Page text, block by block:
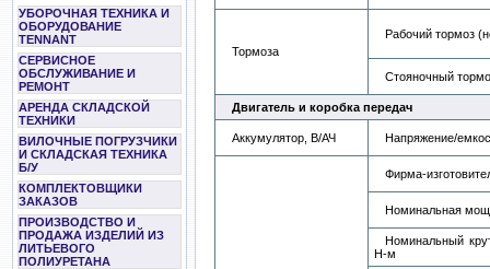
УБОРОЧНАЯ ТЕХНИКА И
ОБОРУДОВАНИЕ
TENNANT
СЕРВИСНОЕ
ОБСЛУЖИВАНИЕ И
РЕМОНТ
АРЕНДА СКЛАДСКОЙ
ТЕХНИКИ
ВИЛОЧНЫЕ ПОГРУЗЧИКИ
И СКЛАДСКАЯ ТЕХНИКА
Б/У
КОМПЛЕКТОВЩИКИ
ЗАКАЗОВ
ПРОИЗВОДСТВО И
ПРОДАЖА ИЗДЕЛИЙ ИЗ
ЛИТЬЕВОГО
ПОЛИУРЕТАНА
Тормоза
Рабочий тормоз
Стояночный
Двигатель и коробка передач
Аккумулятор, В/АЧ Напряжение/
Фирма-
Номинальная
Номинальный
Н-м